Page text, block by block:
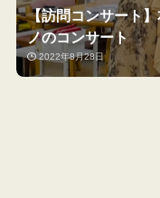
【訪問コンサート
ノのコンサート
2022年8月28日